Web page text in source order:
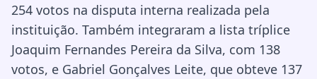
254 votos na disputa interna realizada pela
instituição. Também integraram a lista tríplice
Joaquim Fernandes Pereira da Silva, com 138
votos, e Gabriel Gonçalves Leite, que obteve 137